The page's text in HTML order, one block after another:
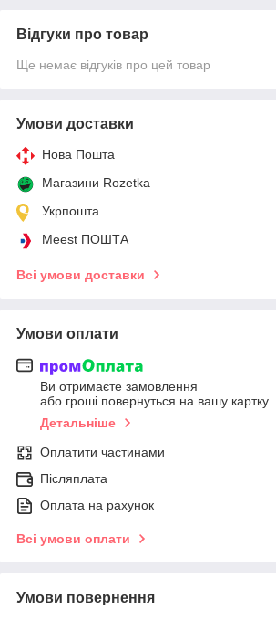
Відгуки про товар
Ще немає відгуків про цей товар
Умови доставки
Нова Пошта
Магазини Rozetka
Укрпошта
Meest ПОШТА
Всі умови доставки
Умови оплати
Ви отримаєте замовлення
або гроші повернуться на вашу картку
Детальніше
Оплатити частинами
Післяплата
Оплата на рахунок
Всі умови оплати
Умови повернення